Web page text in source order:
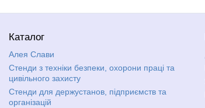
Каталог
Алея Слави
Стенди з техніки безпеки, охорони праці та
цивільного захисту
Стенди для держустанов, підприємств та
організацій